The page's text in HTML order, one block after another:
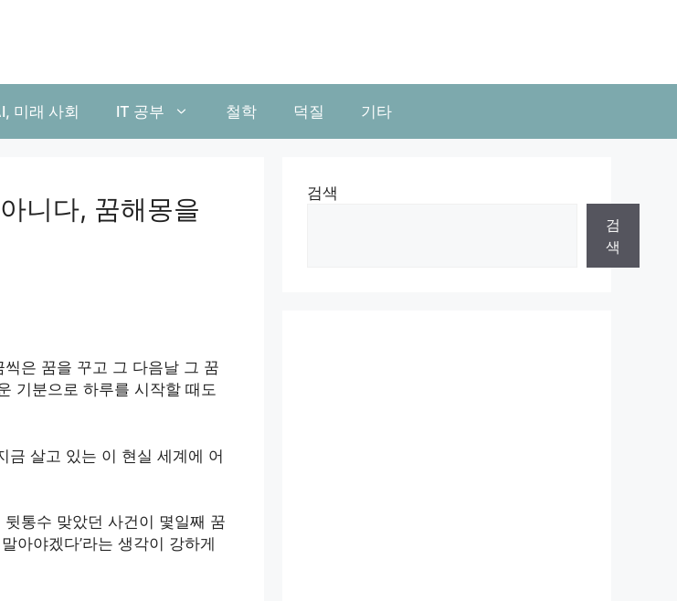
미래 사회 IT 공부 철학 덕질 기타
니다, 꿈해몽을
은 꿈을 꾸고 그 다음날 그 꿈
기분으로 하루를 시작할 때도
금 살고 있는 이 현실 세계에 어
통수 맞았던 사건이 몇일째 꿈
아야겠다’라는 생각이 강하게
검색
검
색